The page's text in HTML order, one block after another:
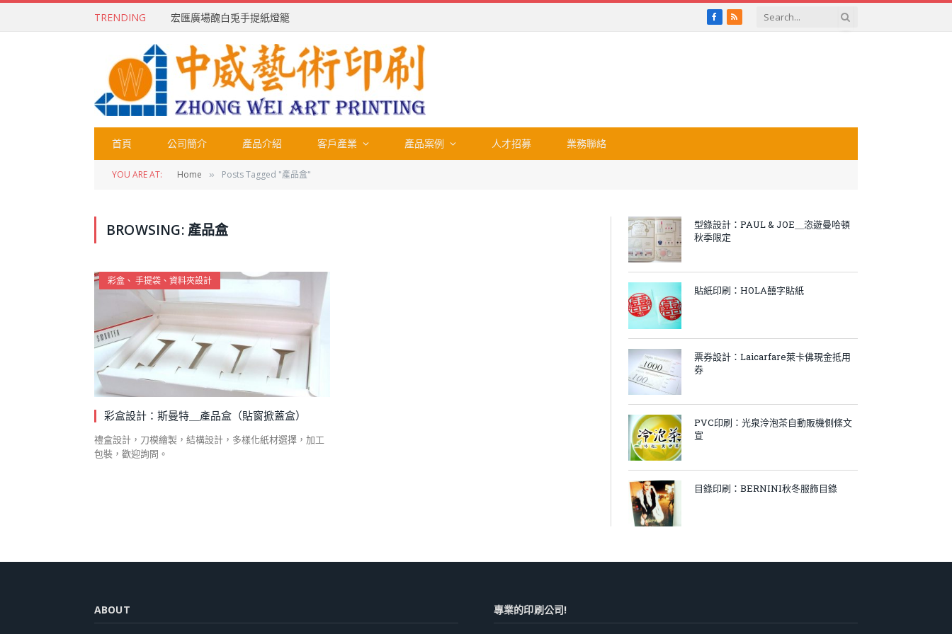
TRENDING 宏匯廣場醜白兎手提紙燈籠 Facebook
RSS
首頁 公司簡介 產品介紹 客戶產業 產品案例 人才招募 業務聯絡
YOU ARE AT: Home » Posts Tagged "產品盒"
BROWSING: 產品盒
彩盒、 手提袋、資料夾設計
彩盒設計：斯曼特＿產品盒（貼窗掀蓋盒）
禮盒設計，刀模繪製，結構設計，多樣化紙材選擇，加工
包裝，歡迎詢問。
型錄設計：PAUL & JOE＿恣遊曼哈頓
秋季限定
貼紙印刷：HOLA囍字貼紙
票券設計：Laicarfare萊卡佛現金抵用
券
PVC印刷：光泉泠泡茶自動販機側條文
宣
目錄印刷：BERNINI秋冬服飾目錄
ABOUT 專業的印刷公司!